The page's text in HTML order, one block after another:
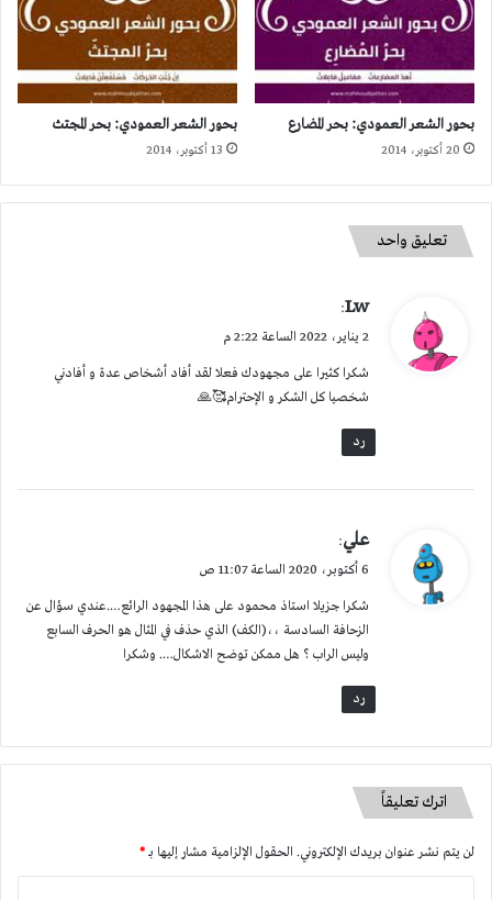
بحور الشعر العمودي: بحر المضارع
20 أكتوبر، 2014
بحور الشعر العمودي: بحر المجتث
13 أكتوبر، 2014
تعليق واحد
ي
ل
Lw
:
2 يناير، 2022 الساعة 2:22 م
شكرا كثيرا على مجهودك فعلا لقد أفاد أشخاص عدة و أفادني
شخصيا كل الشكر و الإحترام🥰🙏
رد
ي
ق
ل
علي:
6 أكتوبر، 2020 الساعة 11:07 ص
شكرا جزيلا استاذ محمود على هذا المجهود الرائع….عندي سؤال عن
الزحافة السادسة ،،(الكف) الذي حذف في المثال هو الحرف السابع
وليس الراب ؟ هل ممكن توضح الاشكال…. وشكرا
رد
اترك تعليقاً
لن يتم نشر عنوان بريدك الإلكتروني. الحقول الإلزامية مشار إليها بـ*